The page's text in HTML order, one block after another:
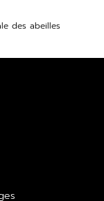
des abeilles